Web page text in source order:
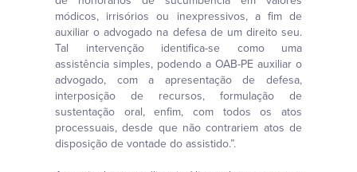
módicos, irrisórios ou inexpressivos, a fim de
auxiliar o advogado na defesa de um direito seu.
Tal intervenção identifica-se como uma
assistência simples, podendo a OAB-PE auxiliar o
advogado, com a apresentação de defesa,
interposição de recursos, formulação de
sustentação oral, enfim, com todos os atos
processuais, desde que não contrariem atos de
disposição de vontade do assistido.”.